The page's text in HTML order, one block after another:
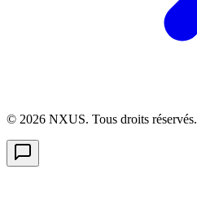
© 2026 NXUS. Tous droits réservés.